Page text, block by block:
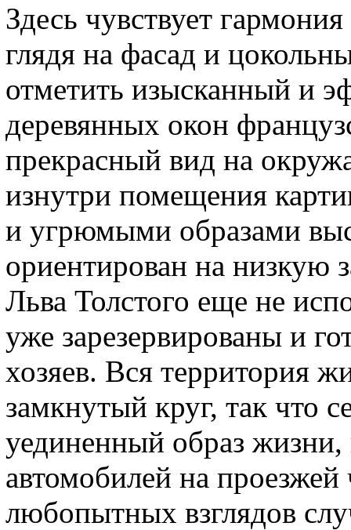
Здесь чувствует
глядя на фасад и
отметить изысканный и
деревянных окон
прекрасный вид на
изнутри помещения
и угрюмыми образами
ориентирован на низкую
Льва Толстого еще не
уже зарезервированы и
хозяев. Вся территория
замкнутый круг, так что
уединенный образ
автомобилей на проезжей
любопытных взглядов